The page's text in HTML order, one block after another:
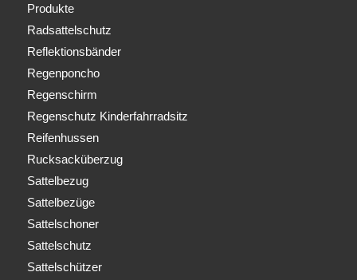
Produkte
Radsattelschutz
Reflektionsbänder
Regenponcho
Regenschirm
Regenschutz Kinderfahrradsitz
Reifenhussen
Rucksacküberzug
Sattelbezug
Sattelbezüge
Sattelschoner
Sattelschutz
Sattelschützer